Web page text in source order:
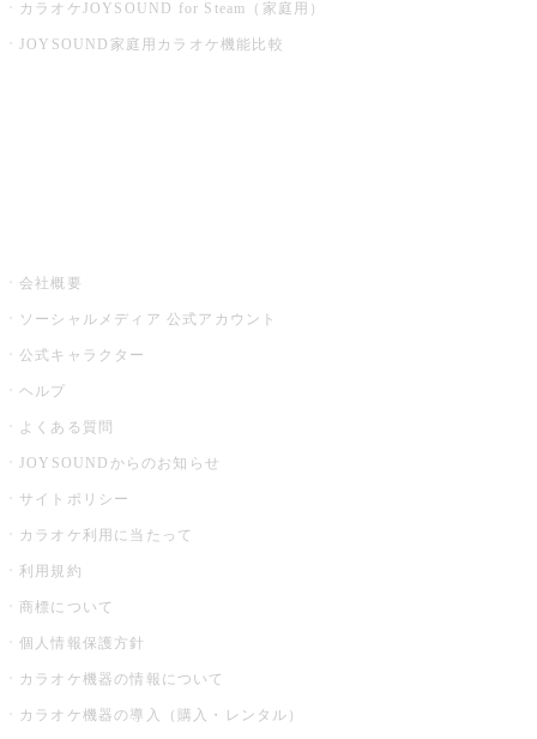
カラオケJOYSOUND for Steam（家庭用）
JOYSOUND家庭用カラオケ機能比較
会社概要
ソーシャルメディア 公式アカウント
公式キャラクター
ヘルプ
よくある質問
JOYSOUNDからのお知らせ
サイトポリシー
カラオケ利用に当たって
利用規約
商標について
個人情報保護方針
カラオケ機器の情報について
カラオケ機器の導入（購入・レンタル）